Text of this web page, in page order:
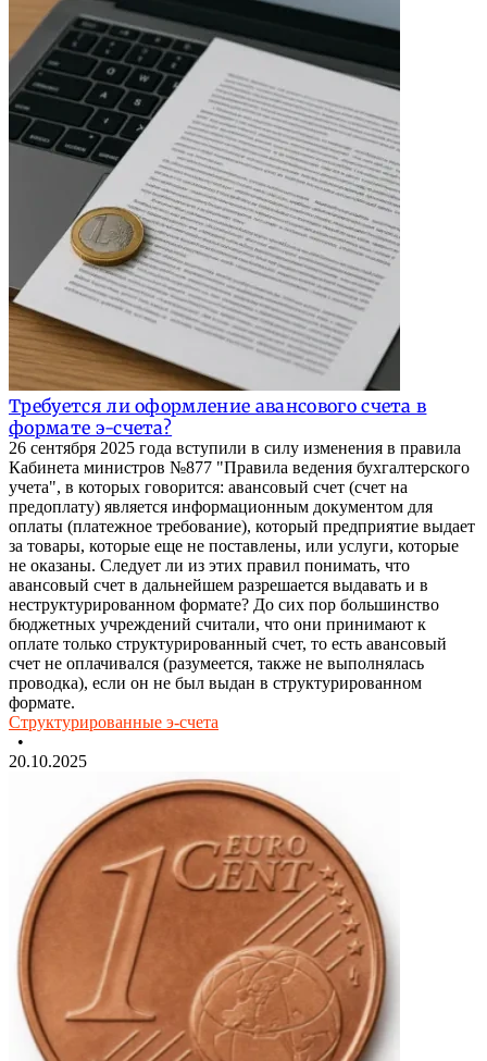
Требуется ли оформление авансового счета в
формате э-счета?
26 сентября 2025 года вступили в силу изменения в правила
Кабинета министров №877 "Правила ведения бухгалтерского
учета", в которых говорится: авансовый счет (счет на
предоплату) является информационным документом для
оплаты (платежное требование), который предприятие выдает
за товары, которые еще не поставлены, или услуги, которые
не оказаны. Следует ли из этих правил понимать, что
авансовый счет в дальнейшем разрешается выдавать и в
неструктурированном формате? До сих пор большинство
бюджетных учреждений считали, что они принимают к
оплате только структурированный счет, то есть авансовый
счет не оплачивался (разумеется, также не выполнялась
проводка), если он не был выдан в структурированном
формате.
Структурированные э-счета
•
20.10.2025